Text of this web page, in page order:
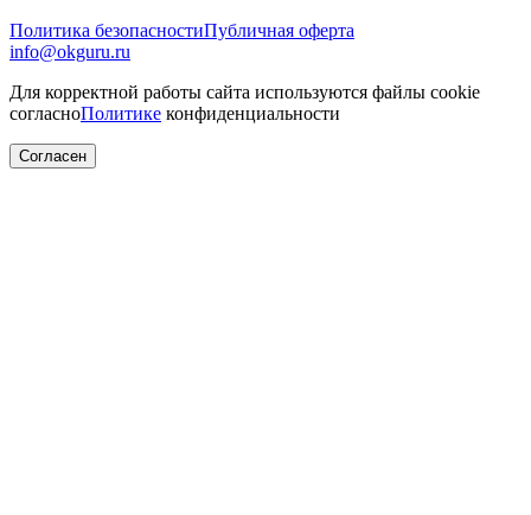
Политика безопасностиПубличная оферта
info@okguru.ru
Для корректной работы сайта используются файлы cookie
согласноПолитике конфиденциальности
Согласен